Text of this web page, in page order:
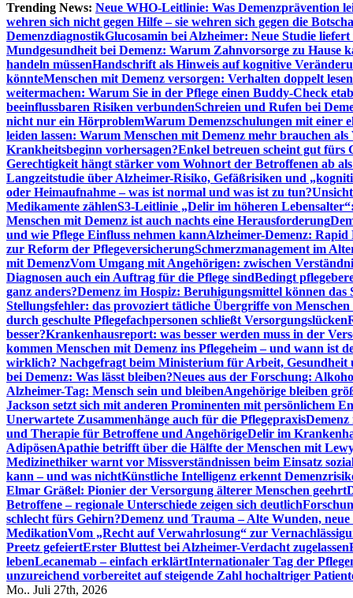
Trending News: Neue WHO-Leitlinie: Was Demenzprävention
wehren sich nicht gegen Hilfe – sie wehren sich gegen die
DemenzdiagnostikGlucosamin bei Alzheimer: Neue Studie
Mundgesundheit bei Demenz: Warum Zahnvorsorge zu Hause
handeln müssenHandschrift als Hinweis auf kognitive
könnteMenschen mit Demenz versorgen: Verhalten doppelt lesen
weitermachen: Warum Sie in der Pflege einen Buddy-Check
beeinflussbaren Risiken verbundenSchreien und Rufen bei
nicht nur ein HörproblemWarum Demenzschulungen mit einer
leiden lassen: Warum Menschen mit Demenz mehr brauchen als
Krankheitsbeginn vorhersagen?Enkel betreuen scheint gut fürs
Gerechtigkeit hängt stärker vom Wohnort der Betroffenen ab
Langzeitstudie über Alzheimer-Risiko, Gefäßrisiken und
oder Heimaufnahme – was ist normal und was ist zu tun?
Medikamente zählenS3-Leitlinie „Delir im höheren
Menschen mit Demenz ist auch nachts eine Herausforderung
und wie Pflege Einfluss nehmen kannAlzheimer-Demenz:
zur Reform der PflegeversicherungSchmerzmanagement im
mit DemenzVom Umgang mit Angehörigen: zwischen
Diagnosen auch ein Auftrag für die Pflege sindBedingt
ganz anders?Demenz im Hospiz: Beruhigungsmittel können das
Stellungsfehler: das provoziert tätliche Übergriffe von Menschen
durch geschulte Pflegefachpersonen schließt Versorgungslücken
besser?Krankenhausreport: was besser werden muss in der
kommen Menschen mit Demenz ins Pflegeheim – und wann ist
wirklich? Nachgefragt beim Ministerium für Arbeit, Gesundheit
bei Demenz: Was lässt bleiben?Neues aus der Forschung:
Alzheimer-Tag: Mensch sein und bleibenAngehörige bleiben
Jackson setzt sich mit anderen Prominenten mit persönlichem
Unerwartete Zusammenhänge auch für die Pflegepraxis
und Therapie für Betroffene und AngehörigeDelir im
AdipösenApathie betrifft über die Hälfte der Menschen mit
Medizinethiker warnt vor Missverständnissen beim Einsatz
kann – und was nichtKünstliche Intelligenz erkennt
Elmar Gräßel: Pionier der Versorgung älterer Menschen geehrt
Betroffene – regionale Unterschiede zeigen sich deutlich
schlecht fürs Gehirn?Demenz und Trauma – Alte Wunden,
MedikationVom „Recht auf Verwahrlosung“ zur
Preetz gefeiertErster Bluttest bei Alzheimer-Verdacht zugelassen
lebenLecanemab – einfach erklärtInternationaler Tag der
unzureichend vorbereitet auf steigende Zahl hochaltriger
Mo.. Juli 27th, 2026